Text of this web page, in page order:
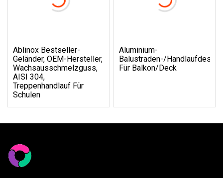
Ablinox Bestseller-
Geländer, OEM-Hersteller,
Wachsausschmelzguss,
AISI 304,
Treppenhandlauf Für
Schulen
Aluminium-
Balustraden-/Handlaufdesign
Für Balkon/Deck